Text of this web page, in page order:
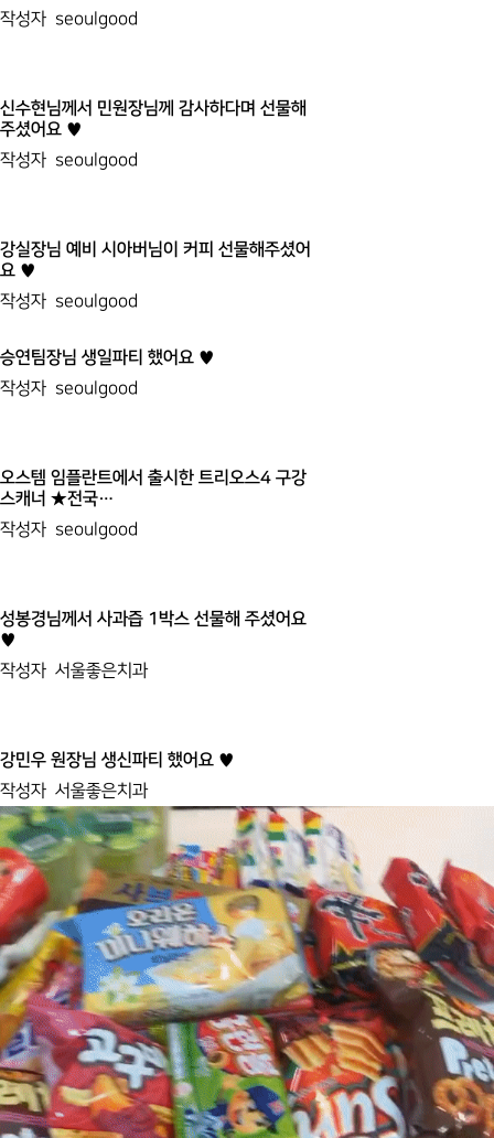
작성자 seoulgood
신수현님께서 민원장님께 감사하다며 선물해
주셨어요 ♥
작성자 seoulgood
강실장님 예비 시아버님이 커피 선물해주셨어
요 ♥
작성자 seoulgood
승연팀장님 생일파티 했어요 ♥
작성자 seoulgood
오스템 임플란트에서 출시한 트리오스4 구강
스캐너 ★전국…
작성자 seoulgood
성봉경님께서 사과즙 1박스 선물해 주셨어요
♥
작성자 서울좋은치과
강민우 원장님 생신파티 했어요 ♥
작성자 서울좋은치과